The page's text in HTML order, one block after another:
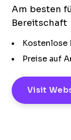
Am besten
Bereitschaft
Kostenlose
Preise auf
Visit